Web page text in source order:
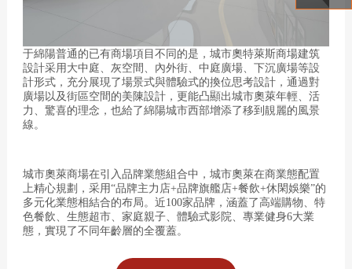
于綿陽普通的已有商場項目不同的是，城市奧特萊斯商場建筑
設計采用大中庭、灰空間、內外街、中庭廣場、下沉廣場等設
計形式，充分展現了場景式與體驗式的換位思考設計，通過對
廣場以及街區空間的美陳設計，更能凸顯出城市奧萊年輕、活
力、驚喜的理念，也給了綿陽城市西部增添了移到靚麗的風景
線。
城市奧萊商場在引入品牌業態組合中，城市奧萊在商業態配置
上精心規劃，采用“品牌主力店+品牌旗艦店+餐飲+休閑娛樂”的
多元化業態相結合的布局。近100家品牌，涵蓋了高端購物、特
色餐飲、生態超市、家庭親子、體驗式影院、專業健身6大業
態，實現了不同年齡層的全覆蓋。